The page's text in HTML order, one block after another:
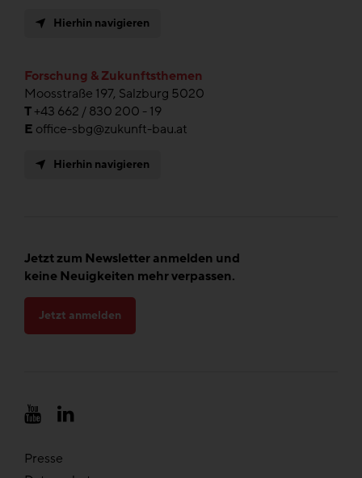
Hierhin navigieren
Forschung & Zukunftsthemen
Moosstraße 197, Salzburg 5020
T+43 662 / 830 200 - 19
E office-sbg@zukunft-bau.at
Hierhin navigieren
Jetzt zum Newsletter anmelden und
keine Neuigkeiten mehr verpassen.
Jetzt anmelden
Presse